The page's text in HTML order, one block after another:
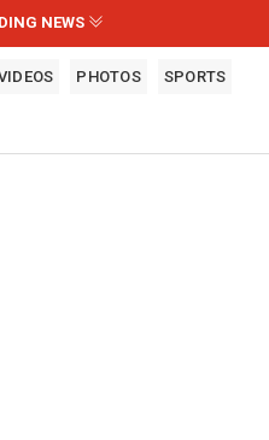
NEWS
PHOTOS SPORTS